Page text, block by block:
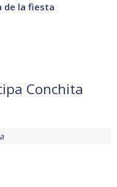
de la fiesta
Conchita